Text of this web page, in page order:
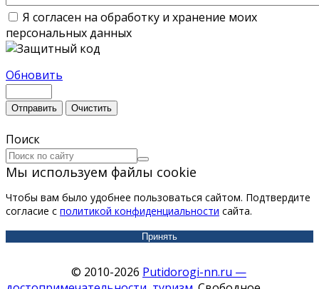
Я согласен на обработку и хранение моих
персональных данных
Обновить
Отправить Очистить
Поиск
Мы используем файлы cookie
Чтобы вам было удобнее пользоваться сайтом. Подтвердите
согласие с политикой конфиденциальности сайта.
Принять
© 2010-2026 Putidorogi-nn.ru —